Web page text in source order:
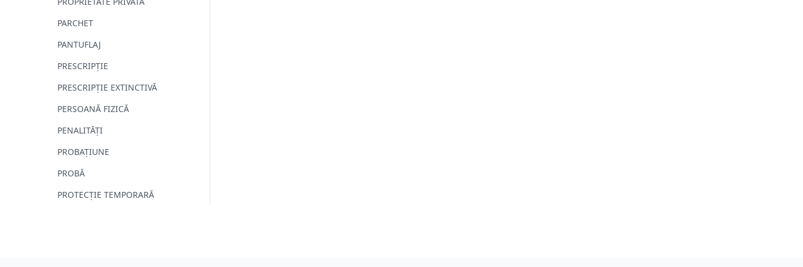
PARCHET
PANTUFLAJ
PRESCRIPȚIE
PRESCRIPȚIE EXTINCTIVĂ
PERSOANĂ FIZICĂ
PENALITĂȚI
PROBAȚIUNE
PROBĂ
PROTECȚIE TEMPORARĂ